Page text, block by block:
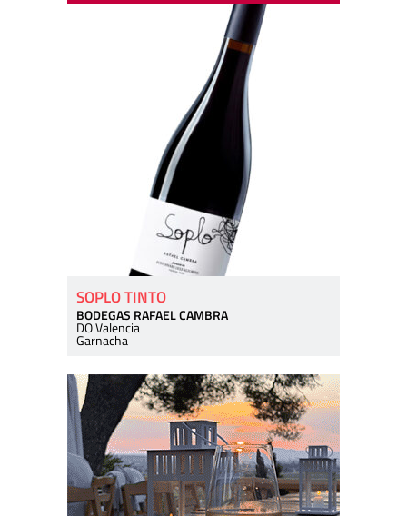
SOPLO TINTO
BODEGAS RAFAEL CAMBRA
DO Valencia
Garnacha